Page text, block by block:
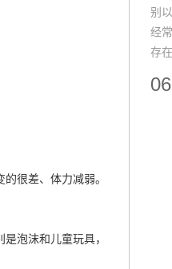
很差、体力减弱。
泡沫和儿童玩具，
别
经
存